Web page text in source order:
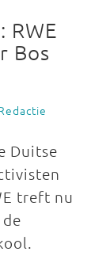
Bos
Duitse
treft nu